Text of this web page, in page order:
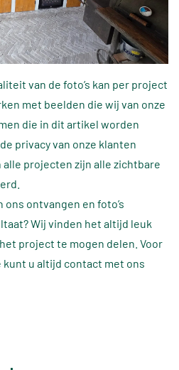
van de foto’s kan per project
met beelden die wij van onze
die in dit artikel worden
privacy van onze klanten
projecten zijn alle zichtbare
ontvangen en foto’s
Wij vinden het altijd leuk
project te mogen delen. Voor
u altijd contact met ons